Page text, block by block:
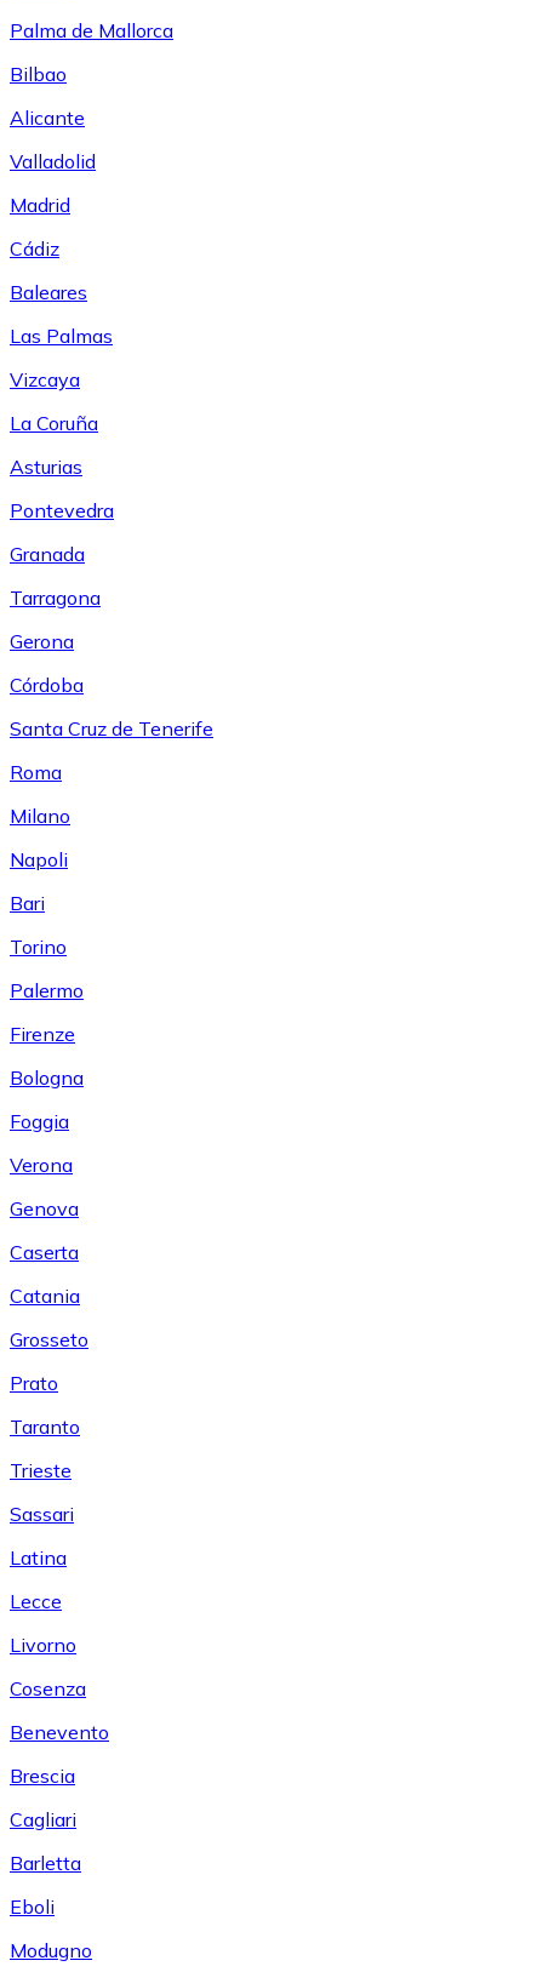
Palma de Mallorca
Bilbao
Alicante
Valladolid
Madrid
Cádiz
Baleares
Las Palmas
Vizcaya
La Coruña
Asturias
Pontevedra
Granada
Tarragona
Gerona
Córdoba
Santa Cruz de Tenerife
Roma
Milano
Napoli
Bari
Torino
Palermo
Firenze
Bologna
Foggia
Verona
Genova
Caserta
Catania
Grosseto
Prato
Taranto
Trieste
Sassari
Latina
Lecce
Livorno
Cosenza
Benevento
Brescia
Cagliari
Barletta
Eboli
Modugno